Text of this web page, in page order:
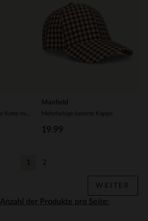
Manfield
Mehrfarbige karierte Kappe
19.99
Anzahl der Produkte pro Seite:
1 2
WEITER